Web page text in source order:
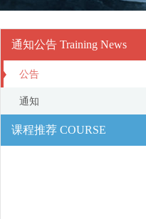
通知公告 Training News
公告
通知
课程推荐 COURSE